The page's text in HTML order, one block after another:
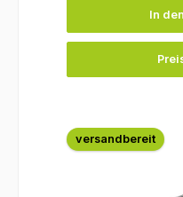
In
versandbereit